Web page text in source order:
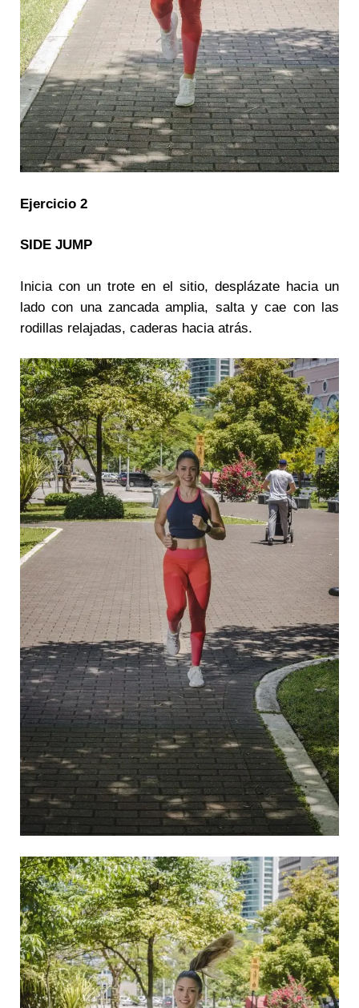
Ejercicio 2
SIDE JUMP
Inicia con un trote en el sitio, desplázate hacia un
lado con una zancada amplia, salta y cae con las
rodillas relajadas, caderas hacia atrás.